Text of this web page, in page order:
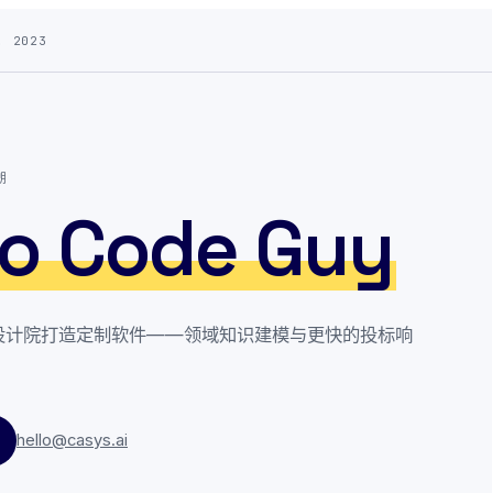
2023
Code Guy
计院打造定制软件——领域知识建模与更快的投标响
hello@casys.ai